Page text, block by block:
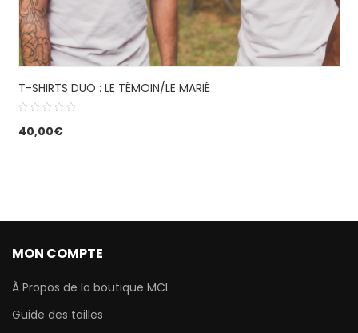
T-SHIRTS DUO : LE TÉMOIN/LE MARIÉ
40,00€
MON COMPTE
À Propos de la boutique MCL
Guide des tailles